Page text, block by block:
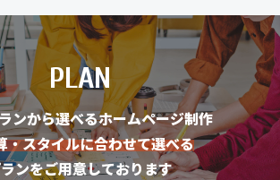
PLAN
ンから選べるホームページ制作
・スタイルに合わせて選べる
ンをご用意しております